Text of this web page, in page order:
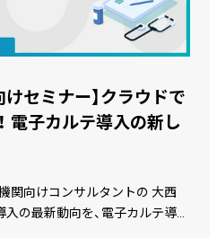
けセミナー】クラウドで
電子カルテ導入の新し
関向けコンサルタントの 大西
の最新動向を、電子カルテ導入